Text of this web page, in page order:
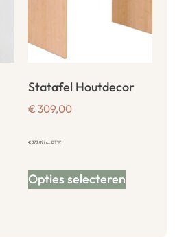
Statafel Houtdecor
€ 309,00
€373,89incl. BTW
Opties selecteren